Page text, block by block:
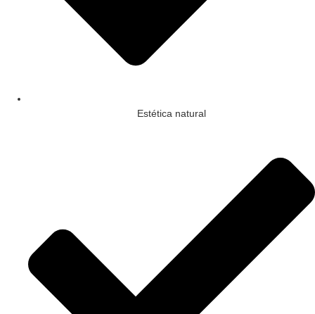
Estética natural